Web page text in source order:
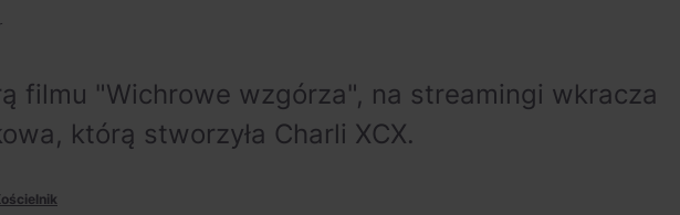
filmu "Wichrowe wzgórza", na streamingi wkracza
którą stworzyła Charli XCX.